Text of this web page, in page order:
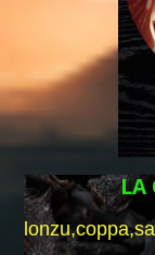
LA